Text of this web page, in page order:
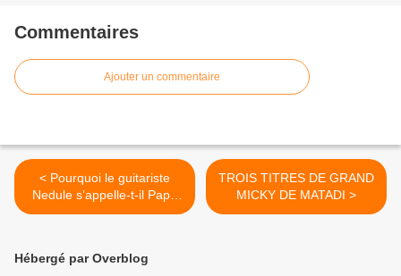
Commentaires
Ajouter un commentaire
< Pourquoi le guitariste
Nedule s’appelle-t-il Papa
Noël ?
TROIS TITRES DE GRAND
MICKY DE MATADI >
Hébergé par Overblog